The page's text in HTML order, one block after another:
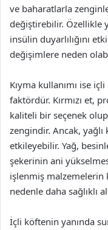
ve baharatlarla
değiştirebilir. Özellikle
insülin duyarlılığını
değişimlere neden
Kıyma kullanımı ise
faktördür. Kırmızı et,
kaliteli bir seçenek
zengindir. Ancak, yağlı
etkileyebilir. Yağ,
şekerinin ani
işlenmiş malzemelerin
nedenle daha sağlıklı
İçli köftenin yanında